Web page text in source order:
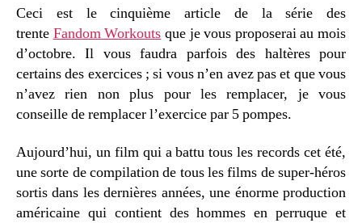
Ceci est le cinquième article de la série des
trente Fandom Workouts que je vous proposerai au mois
d’octobre. Il vous faudra parfois des haltères pour
certains des exercices ; si vous n’en avez pas et que vous
n’avez rien non plus pour les remplacer, je vous
conseille de remplacer l’exercice par 5 pompes.
Aujourd’hui, un film qui a battu tous les records cet été,
une sorte de compilation de tous les films de super-héros
sortis dans les dernières années, une énorme production
américaine qui contient des hommes en perruque et